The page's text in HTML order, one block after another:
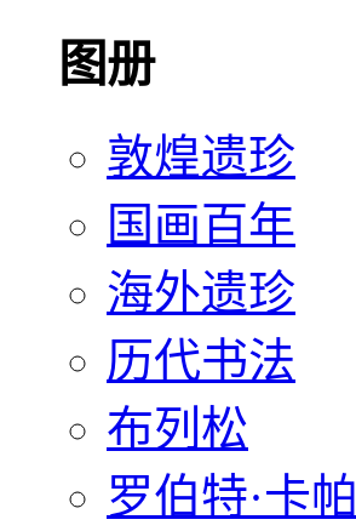
图册
敦煌遗珍
国画百年
海外遗珍
历代书法
布列松
罗伯特·卡帕